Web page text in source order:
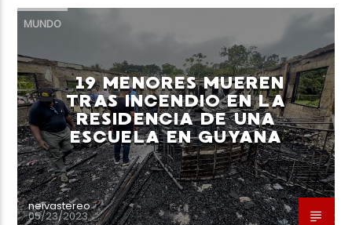
TÍTULO
Neiva Estereo
MUNDO
19 MENORES MUEREN
TRAS INCENDIO EN LA
RESIDENCIA DE UNA
ESCUELA EN GUYANA
neivastereo
05/23/2023